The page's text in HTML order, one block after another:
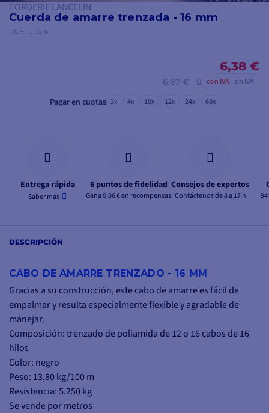
CORDERIE LANCELIN
Cuerda de amarre trenzada - 16 mm
REF. ETS16
6,38 €
6,67 € con IVA sin IVA
Pagar en cuotas 3x 4x 10x 12x 24x 60x
Entrega rápida
Saber más
6 puntos de fidelidad
Gana 0,06 € en recompensas
Consejos de expertos
Contáctenos de 8 a 17 h
DESCRIPCIÓN
CABO DE AMARRE TRENZADO - 16 MM
Gracias a su construcción, este cabo de amarre es fácil de
empalmar y resulta especialmente flexible y agradable de
manejar.
Composición: trenzado de poliamida de 12 o 16 cabos de 16
hilos
Color: negro
Peso: 13,80 kg/100 m
Resistencia: 5.250 kg
Se vende por metros